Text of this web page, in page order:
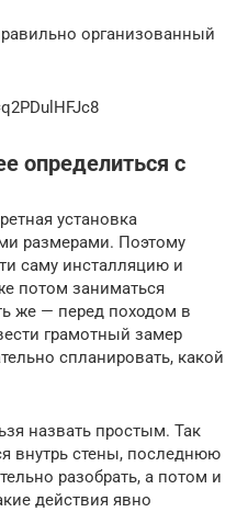
организованный
определиться с
установка
размерами. Поэтому
саму инсталляцию и
потом заниматься
же — перед походом в
грамотный замер
спланировать, какой
назвать простым. Так
внутрь стены, последнюю
разобрать, а потом и
действия явно